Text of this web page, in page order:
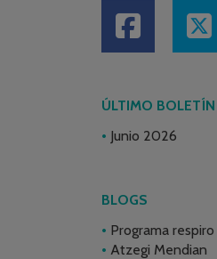
ÚLTIMO BOLETÍN
Junio 2026
BLOGS
Programa respiro
Atzegi Mendian